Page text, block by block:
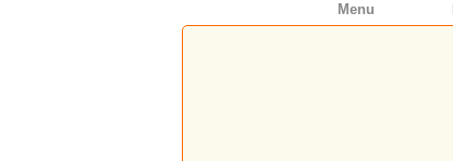
Menu